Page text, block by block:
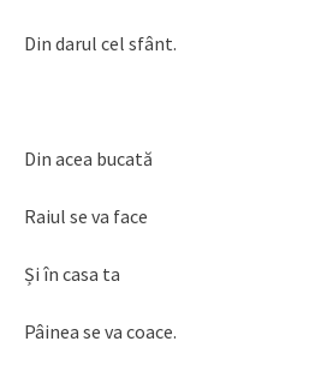
Din darul cel sfânt.
Din acea bucată
Raiul se va face
Și în casa ta
Pâinea se va coace.